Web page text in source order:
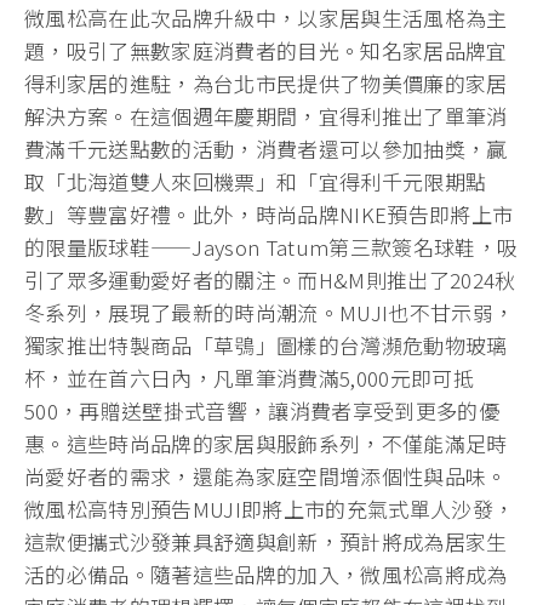
微風松高在此次品牌升級中，以家居與生活風格為主
題，吸引了無數家庭消費者的目光。知名家居品牌宜
得利家居的進駐，為台北市民提供了物美價廉的家居
解決方案。在這個週年慶期間，宜得利推出了單筆消
費滿千元送點數的活動，消費者還可以參加抽獎，贏
取「北海道雙人來回機票」和「宜得利千元限期點
數」等豐富好禮。此外，時尚品牌NIKE預告即將上市
的限量版球鞋——Jayson Tatum第三款簽名球鞋，吸
引了眾多運動愛好者的關注。而H&M則推出了2024秋
冬系列，展現了最新的時尚潮流。MUJI也不甘示弱，
獨家推出特製商品「草鴞」圖樣的台灣瀕危動物玻璃
杯，並在首六日內，凡單筆消費滿5,000元即可抵
500，再贈送壁掛式音響，讓消費者享受到更多的優
惠。這些時尚品牌的家居與服飾系列，不僅能滿足時
尚愛好者的需求，還能為家庭空間增添個性與品味。
微風松高特別預告MUJI即將上市的充氣式單人沙發，
這款便攜式沙發兼具舒適與創新，預計將成為居家生
活的必備品。隨著這些品牌的加入，微風松高將成為